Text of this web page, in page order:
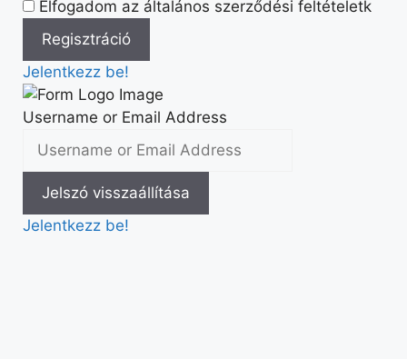
Elfogadom az általános szerződési feltételetk
Jelentkezz be!
Username or Email Address
Jelentkezz be!